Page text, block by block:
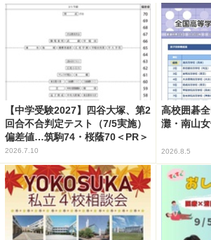
【中学受験2027】四谷大塚、第2
回合不合判定テスト（7/5実施）
偏差値…筑駒74・桜蔭70＜PR＞
2026.7.10
高校囲碁
灘・南山
2026.8.5